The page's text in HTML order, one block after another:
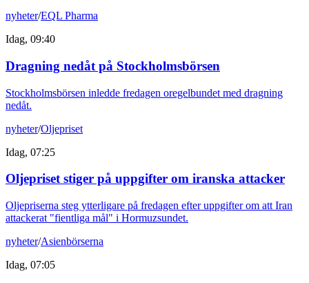
nyheter/EQL Pharma
Idag, 09:40
Dragning nedåt på Stockholmsbörsen
Stockholmsbörsen inledde fredagen oregelbundet med dragning
nedåt.
nyheter/Oljepriset
Idag, 07:25
Oljepriset stiger på uppgifter om iranska attacker
Oljepriserna steg ytterligare på fredagen efter uppgifter om att Iran
attackerat "fientliga mål" i Hormuzsundet.
nyheter/Asienbörserna
Idag, 07:05